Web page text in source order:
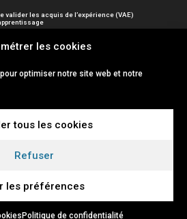
les cookies
optimiser notre site web et notre
tous les cookies
Refuser
les préférences
Politique de confidentialité
valider les acquis de l’expérience (VAE)